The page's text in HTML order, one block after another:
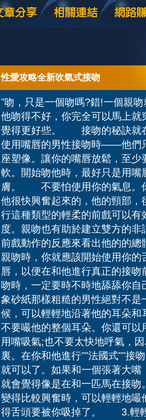
性愛攻略全新吹氣式接吻
"吻，只是一個吻嗎?錯!一個親
他吻得不好，你完全可以馬上
覺得更好些。 接吻的秘訣就
使用嘴唇的男性接吻時——他們
座塑像。讓你的嘴唇放鬆，至
軟。開始吻他時，最好只是用
膚。 不要怕使用你的氣息。
他很快興奮起來的，他的頸部
行這種類型的輕柔的前戲可以
度。親吻也有助於建立雙方的
前戲動作的反應來看出他的的
親吻時，你就應該開始使用你
唇，以便在和他進行真正的接
吻時，一定要時不時地舔舔你
象砂紙那樣粗糙的男性絕對不
候，可以輕輕地沿著他的耳朵
不要嘬他的整個耳朵。你還可
用嘴吸氣;也不要太快地呼氣，
裏。在你和他進行""法國式""
就可以了。如果和一個張著大
就會覺得像是在和一匹馬在接
變得比較興奮時，可以輕輕地
得舌頭要被你吸掉了。 3.輕輕